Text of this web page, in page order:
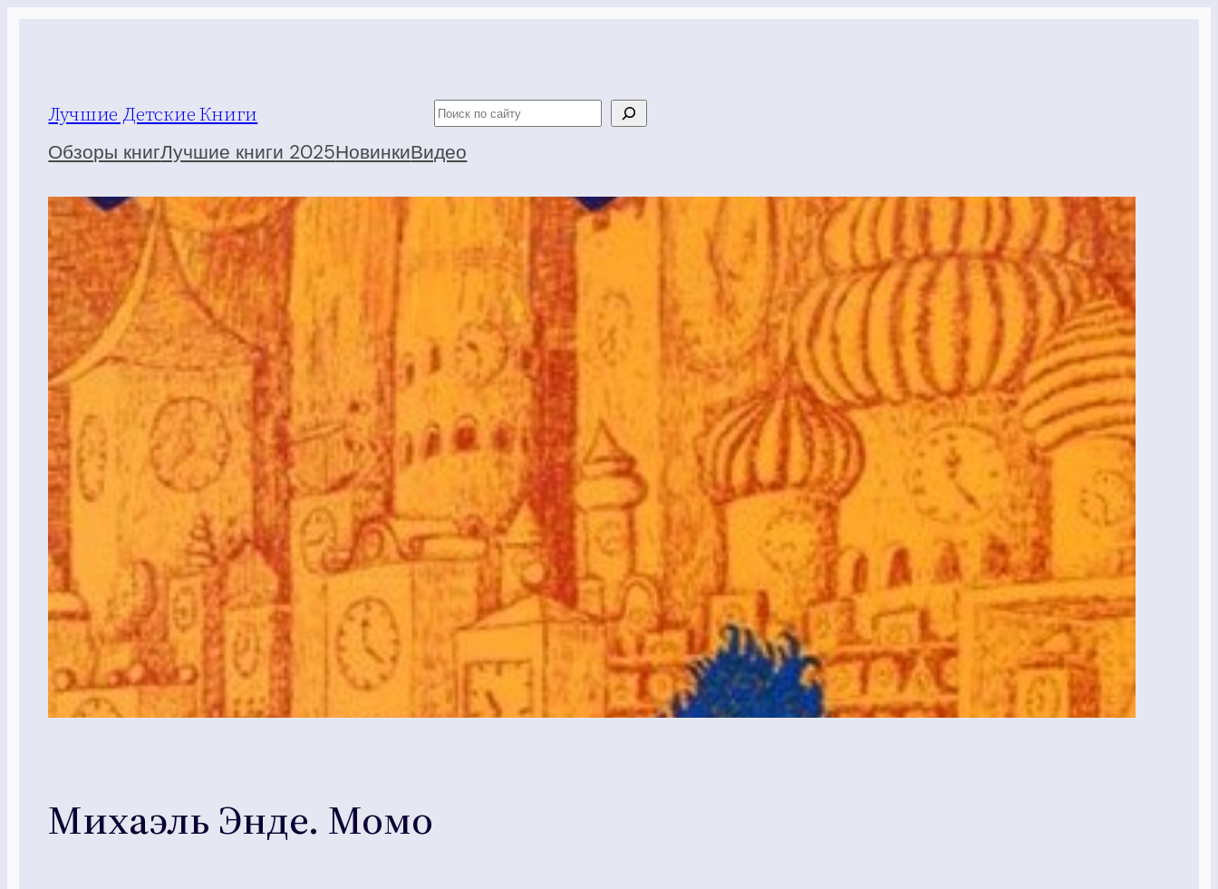
Лучшие Детские Книги Поиск
Обзоры книгЛучшие книги 2025НовинкиВидео
Михаэль Энде. Момо